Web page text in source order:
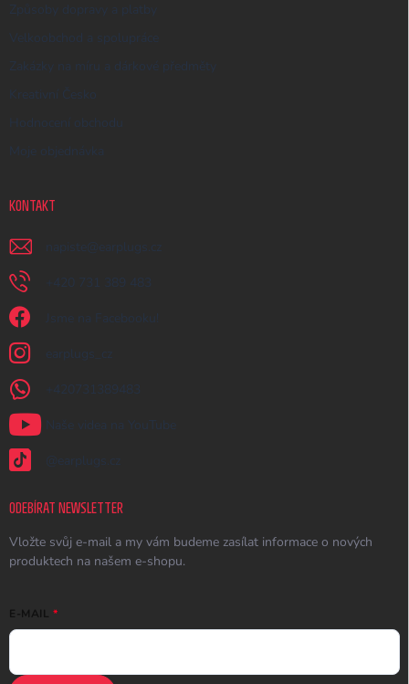
Způsoby dopravy a platby
Velkoobchod a spolupráce
Zakázky na míru a dárkové předměty
Kreativní Česko
Hodnocení obchodu
Moje objednávka
KONTAKT
napiste @ earplugs.cz
+420 731 389 483
Jsme na Facebooku!
earplugs_cz
+420731389483
Naše videa na YouTube
@earplugs.cz
ODEBÍRAT NEWSLETTER
Vložte svůj e-mail a my vám budeme zasílat informace o nových
produktech na našem e-shopu.
E-MAIL